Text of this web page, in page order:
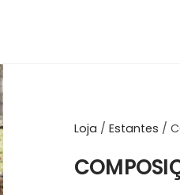
Loja / Estantes /